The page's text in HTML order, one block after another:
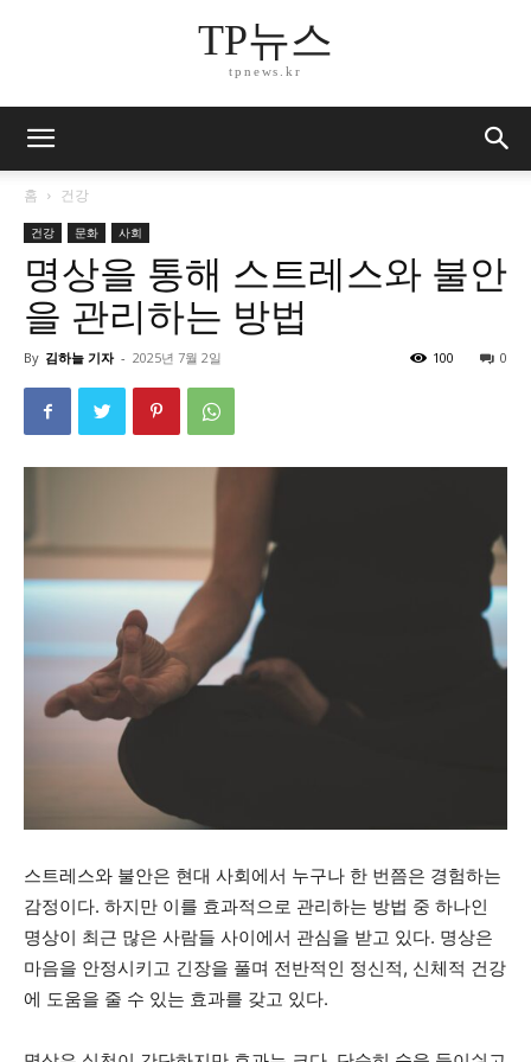
TP뉴스
tpnews.kr
홈 건강
건강 문화 사회
명상을 통해 스트레스와 불안
을 관리하는 방법
By 김하늘 기자 - 2025년 7월 2일 0
100
스트레스와 불안은 현대 사회에서 누구나 한 번쯤은 경험하는
감정이다. 하지만 이를 효과적으로 관리하는 방법 중 하나인
명상이 최근 많은 사람들 사이에서 관심을 받고 있다. 명상은
마음을 안정시키고 긴장을 풀며 전반적인 정신적, 신체적 건강
에 도움을 줄 수 있는 효과를 갖고 있다.